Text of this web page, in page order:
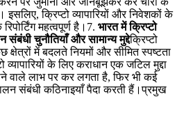
क्रिप्टो व्यापारियों और निवेशकों के
महत्वपूर्ण है।7. भारत में क्रिप्टो
संबंधी चुनौतियाँ और सामान्य मुद्देक्रिप्टो
क्षेत्रों में बदलते नियमों और सीमित स्पष्टता
के लिए कराधान एक जटिल मुद्दा
वाले लाभ पर कर लगता है, फिर भी कई
संबंधी कठिनाइयाँ पैदा करती हैं।प्रमुख